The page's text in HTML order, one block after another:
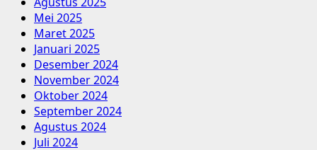
Mei 2025
Maret 2025
Januari 2025
Desember 2024
November 2024
Oktober 2024
September 2024
Agustus 2024
Juli 2024